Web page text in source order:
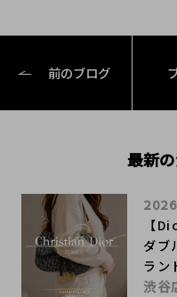
前のブログ
最新
【
ダブ
ラン
渋谷